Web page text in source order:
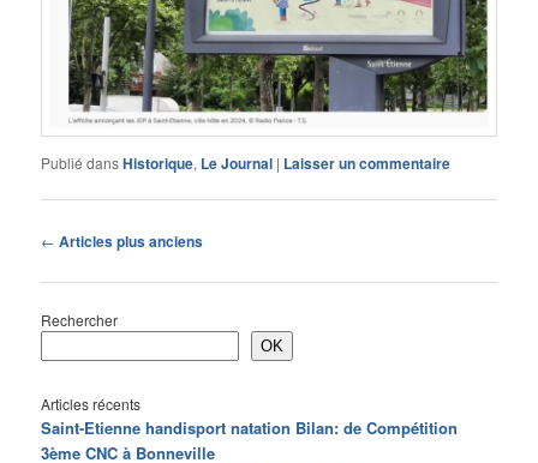
Publié dansHistorique, Le Journal | Laisser un commentaire
Navigation
articles
← Articles plus anciens
Rechercher
OK
Articles récents
Saint-Etienne handisport natation Bilan: de Compétition
3ème CNC à Bonneville